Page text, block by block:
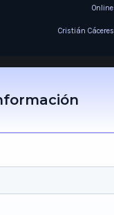
Online
Cristián Cáceres